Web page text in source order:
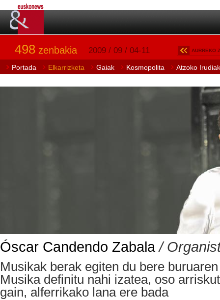
498 zenbakia 2009 / 09 / 04-11 AURREKO
Portada Elkarrizketa Gaiak Kosmopolita Atzoko Irudiak
Óscar Candendo Zabala/
Musikak berak egiten du bere
Musika definitu nahi izatea, oso
gain, alferrikako lana ere bada